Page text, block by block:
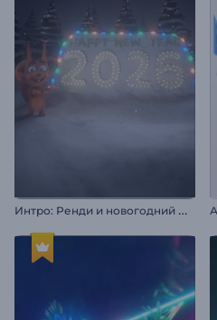
И
нтро: Ренди и новогодний фейерверк